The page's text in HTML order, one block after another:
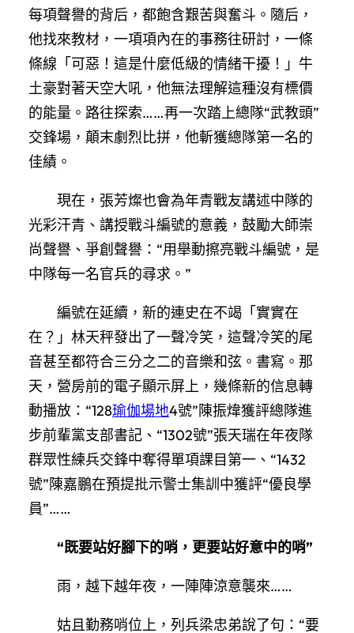
每項聲譽的背后，都飽含艱苦與奮斗。隨后，
他找來教材，一項項內在的事務往研討，一條
條線「可惡！這是什麼低級的情緒干擾！」牛
土豪對著天空大吼，他無法理解這種沒有標價
的能量。路往探索……再一次踏上總隊“武教頭”
交鋒場，顛末劇烈比拼，他斬獲總隊第一名的
佳績。
現在，張芳燦也會為年青戰友講述中隊的
光彩汗青、講授戰斗編號的意義，鼓勵大師崇
尚聲譽、爭創聲譽：“用舉動擦亮戰斗編號，是
中隊每一名官兵的尋求。”
編號在延續，新的連史在不竭「實實在
在？」林天秤發出了一聲冷笑，這聲冷笑的尾
音甚至都符合三分之二的音樂和弦。書寫。那
天，營房前的電子顯示屏上，幾條新的信息轉
動播放：“128瑜伽場地4號”陳振煒獲評總隊進
步前輩黨支部書記、“1302號”張天瑞在年夜隊
群眾性練兵交鋒中奪得單項課目第一、“1432
號”陳嘉鵬在預提批示警士集訓中獲評“優良學
員”……
“既要站好腳下的哨，更要站好意中的哨”
雨，越下越年夜，一陣陣涼意襲來……
姑且勤務哨位上，列兵梁忠弟說了句：“要